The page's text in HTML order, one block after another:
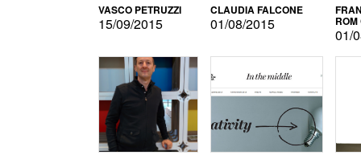
VASCO PETRUZZI
15/09/2015
CLAUDIA FALCONE
01/08/2015
01/